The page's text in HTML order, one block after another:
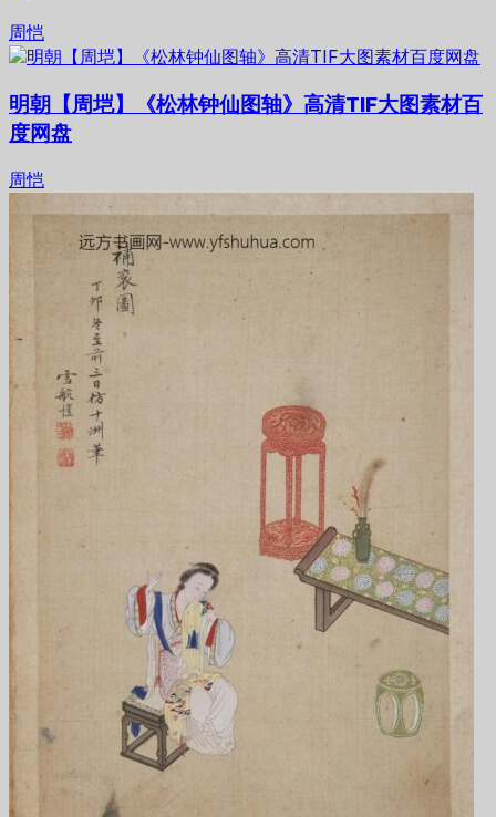
周恺
明朝【周垲】《松林钟仙图轴》高清TIF大图素材百
度网盘
周恺